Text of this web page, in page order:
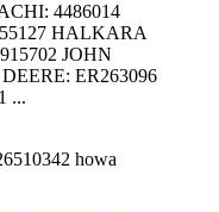
4486014
HALKARA
JOHN
ER263096
...